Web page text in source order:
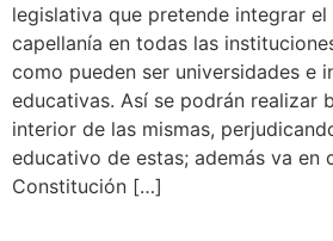
legislativa que pretende integrar
capellanía en todas las
como pueden ser universidades e
educativas. Así se podrán realizar
interior de las mismas,
educativo de estas; además va en
Constitución […]